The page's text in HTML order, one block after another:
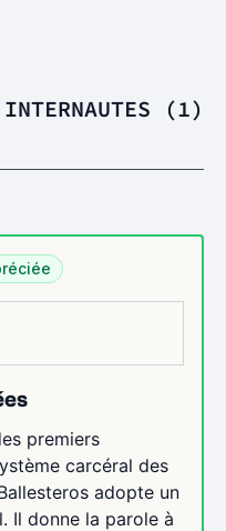
(1)
premiers
carcéral des
adopte un
Il donne la parole à